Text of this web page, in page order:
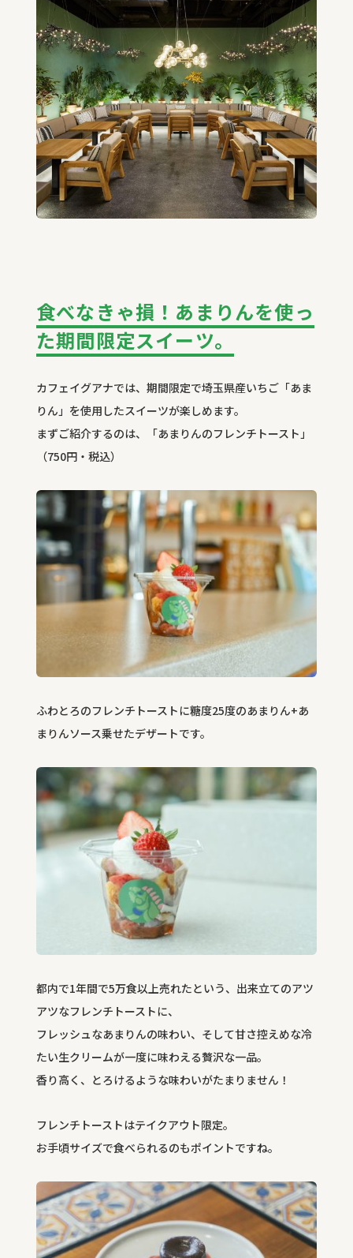
食べなきゃ損！あまりんを使っ
た期間限定スイーツ。
カフェイグアナでは、期間限定で埼玉県産いちご「あま
りん」を使用したスイーツが楽しめます。
まずご紹介するのは、「あまりんのフレンチトースト」
（750円・税込）
ふわとろのフレンチトーストに糖度25度のあまりん+あ
まりんソース乗せたデザートです。
都内で1年間で5万食以上売れたという、出来立てのアツ
アツなフレンチトーストに、
フレッシュなあまりんの味わい、そして甘さ控えめな冷
たい生クリームが一度に味わえる贅沢な一品。
香り高く、とろけるような味わいがたまりません！
フレンチトーストはテイクアウト限定。
お手頃サイズで食べられるのもポイントですね。